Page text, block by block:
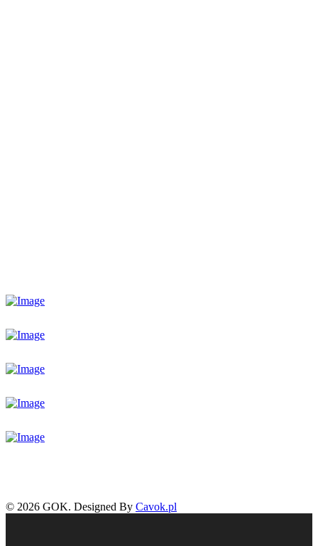
© 2026 GOK. Designed By Cavok.pl